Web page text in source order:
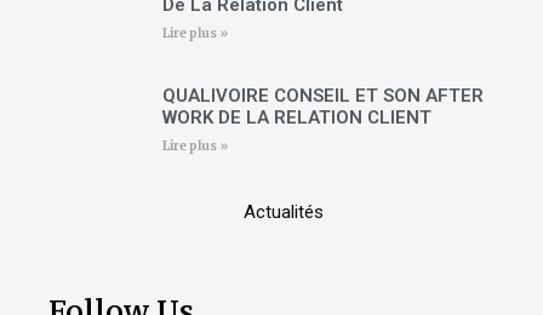
De La Relation Client
Lire plus »
QUALIVOIRE CONSEIL ET SON AFTER
WORK DE LA RELATION CLIENT
Lire plus »
Actualités